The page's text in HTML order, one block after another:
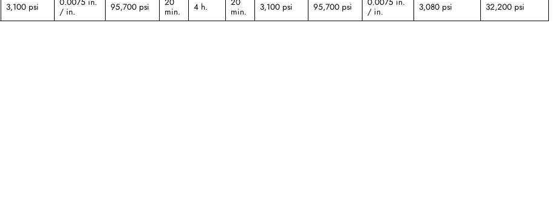
3,100 psi
/ in.
95,700 psi
min.
4 h.
min.
3,100 psi 95,700 psi
/ in.
3,080 psi 32,200 psi